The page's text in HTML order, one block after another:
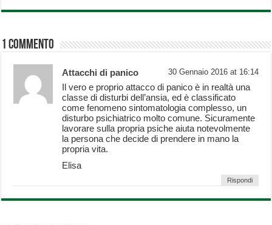
1 Commento
Attacchi di panico 30 Gennaio 2016 at 16:14
Il vero e proprio attacco di panico è in realtà una
classe di disturbi dell’ansia, ed è classificato
come fenomeno sintomatologia complesso, un
disturbo psichiatrico molto comune. Sicuramente
lavorare sulla propria psiche aiuta notevolmente
la persona che decide di prendere in mano la
propria vita.
Elisa
Rispondi